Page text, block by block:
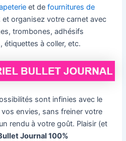
et defournitures de
et organisez votre carnet avec
trombones, adhésifs
étiquettes à coller, etc.
sont infinies avec le
envies, sans freiner votre
rendu à votre goût. Plaisir (et
Journal 100%